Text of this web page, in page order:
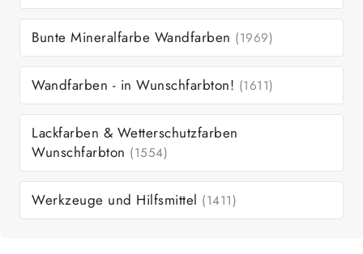
Bunte Mineralfarbe Wandfarben (1969)
Wandfarben - in Wunschfarbton! (1611)
Lackfarben & Wetterschutzfarben
Wunschfarbton (1554)
Werkzeuge und Hilfsmittel (1411)